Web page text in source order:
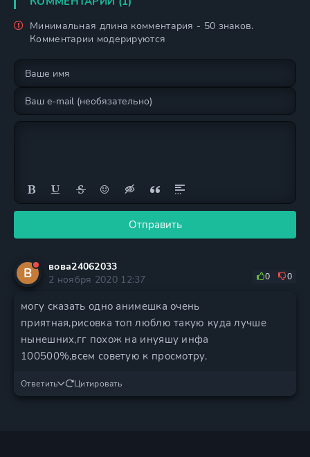
Минимальная длина комментария - 50 знаков.
Комментарии модерируются
Отправить
В
вова24062033
2 ноября 2020 12:37
0 0
могу сказать одно анимешка очень
приятная,рисовка топ люблю такую куда лучше
нынешних,гг похож на инуяшу инфа
100500%,всем советую к просмотру.
Ответить Цитировать